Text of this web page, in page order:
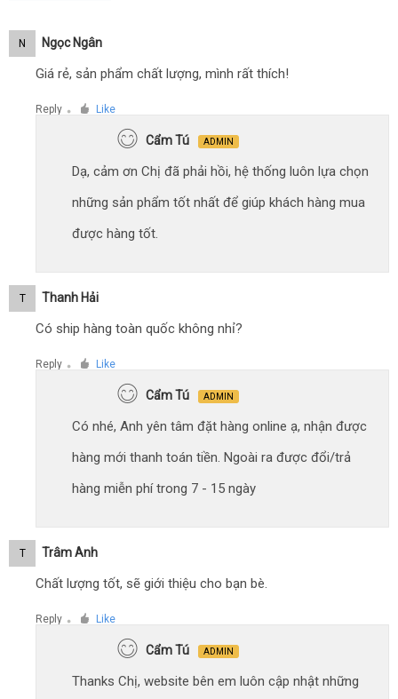
N Ngọc Ngân
Giá rẻ, sản phẩm chất lượng, mình rất thích!
Reply ● Like
Cẩm Tú ADMIN
Dạ, cảm ơn Chị đã phải hồi, hệ thống luôn lựa chọn
những sản phẩm tốt nhất để giúp khách hàng mua
được hàng tốt.
T Thanh Hải
Có ship hàng toàn quốc không nhỉ?
Reply ● Like
Cẩm Tú ADMIN
Có nhé, Anh yên tâm đặt hàng online ạ, nhận được
hàng mới thanh toán tiền. Ngoài ra được đổi/trả
hàng miễn phí trong 7 - 15 ngày
T Trâm Anh
Chất lượng tốt, sẽ giới thiệu cho bạn bè.
Reply ● Like
Cẩm Tú ADMIN
Thanks Chị, website bên em luôn cập nhật những